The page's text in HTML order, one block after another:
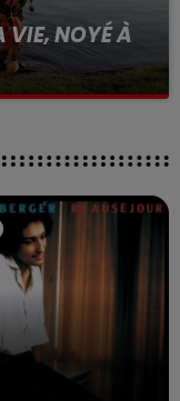
VIE, NOYÉ À